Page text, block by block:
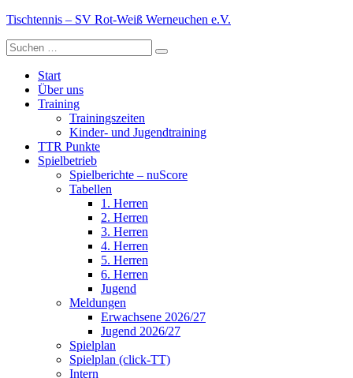
Zum
springen
Tischtennis – SV Rot-Weiß Werneuchen e.V.
Alles über die Abteilung Tischtennis
Suche
nach:
Start
Über uns
Training
Trainingszeiten
Kinder- und Jugendtraining
TTR Punkte
Spielbetrieb
Spielberichte – nuScore
Tabellen
1. Herren
2. Herren
3. Herren
4. Herren
5. Herren
6. Herren
Jugend
Meldungen
Erwachsene 2026/27
Jugend 2026/27
Spielplan
Spielplan (click-TT)
Intern